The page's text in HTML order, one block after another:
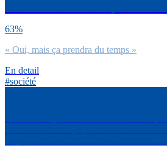
63%
« Oui, mais ça prendra du temps »
En detail
#société